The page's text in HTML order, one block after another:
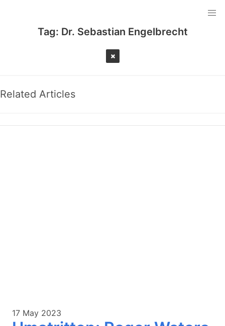
Tag: Dr. Sebastian Engelbrecht
Related Articles
17 May 2023